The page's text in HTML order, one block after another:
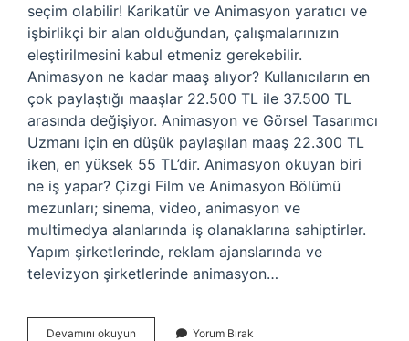
seçim olabilir! Karikatür ve Animasyon yaratıcı ve
işbirlikçi bir alan olduğundan, çalışmalarınızın
eleştirilmesini kabul etmeniz gerekebilir.
Animasyon ne kadar maaş alıyor? Kullanıcıların en
çok paylaştığı maaşlar 22.500 TL ile 37.500 TL
arasında değişiyor. Animasyon ve Görsel Tasarımcı
Uzmanı için en düşük paylaşılan maaş 22.300 TL
iken, en yüksek 55 TL’dir. Animasyon okuyan biri
ne iş yapar? Çizgi Film ve Animasyon Bölümü
mezunları; sinema, video, animasyon ve
multimedya alanlarında iş olanaklarına sahiptirler.
Yapım şirketlerinde, reklam ajanslarında ve
televizyon şirketlerinde animasyon…
Devamını okuyun Animasyon Yorum Bırak